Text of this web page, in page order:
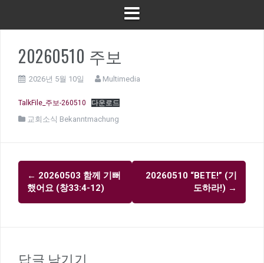
20260510 주보
2026년 5월 10일 Multimedia
TalkFile_주보-260510 다운로드
교회소식 Bekanntmachung
글
내
비
션
← 20260503 함께 기뻐
했어요 (창33:4-12)
20260510 “BETE!” (기
도하라!) →
답글 남기기